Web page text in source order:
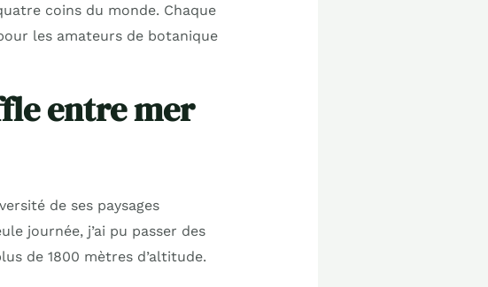
coins du monde. Chaque
les amateurs de botanique
entre mer
de ses paysages
journée, j’ai pu passer des
de 1800 mètres d’altitude.